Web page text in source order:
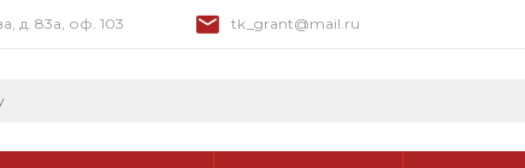
д. 83а, оф. 103 tk_grant@mail.ru